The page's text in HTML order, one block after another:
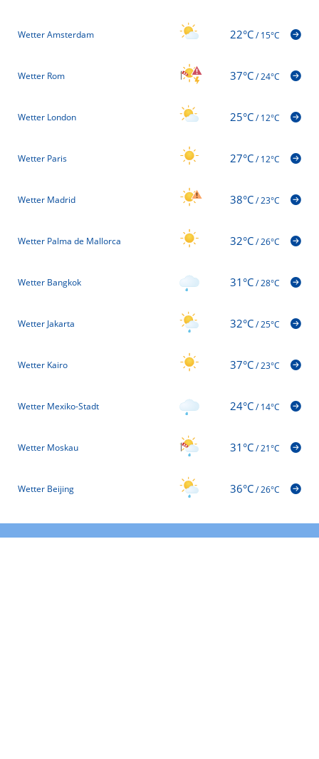
Wetter Amsterdam 22°C/15°C
Wetter Rom 37°C/24°C
Wetter London 25°C/12°C
Wetter Paris 27°C/12°C
Wetter Madrid 38°C/23°C
Wetter Palma de Mallorca 32°C/26°C
Wetter Bangkok 31°C/28°C
Wetter Jakarta 32°C/25°C
Wetter Kairo 37°C/23°C
Wetter Mexiko-Stadt 24°C/14°C
Wetter Moskau 31°C/21°C
Wetter Beijing 36°C/26°C